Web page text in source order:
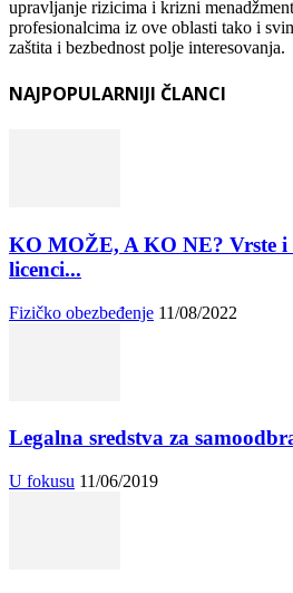
upravljanje rizicima i krizni
profesionalcima iz ove oblasti tako i
zaštita i bezbednost polje interesovanja.
NAJPOPULARNIJI ČLANCI
KO MOŽE, A KO NE? Vrste i
licenci...
Fizičko obezbeđenje 11/08/2022
Legalna sredstva za
U fokusu 11/06/2019